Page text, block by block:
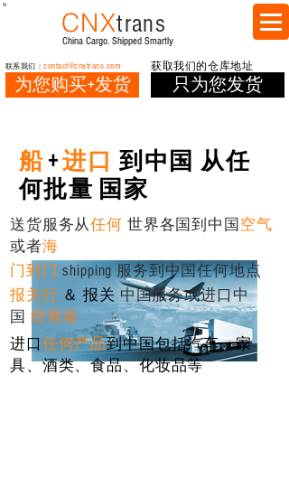
CNXtrans
China Cargo. Shipped Smartly
联系我们： contact@cnxtrans.com
为您购买+发货
获取我们的仓库地址
只为您发货
船+进口 到中国 从任
何批量 国家
送货服务从任何 世界各国到中国 空气
或者海
门到门 shipping 服务到中国任何地点
报关行 ＆ 报关 中国服务或进口中
国 经香港
进口 任何产品到中国包括汽车、家
具、酒类、食品、化妆品等